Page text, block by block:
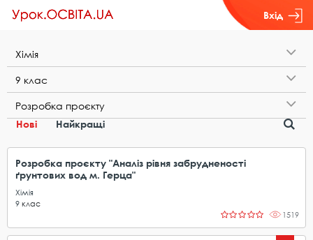
Вхід
Х​і​м​і​я
9​ ​к​л​а​с
Р​о​з​р​о​б​к​а​ ​п​р​о​є​к​т​у
Нові
Найкращі
Розробка проєкту "Аналіз рівня забрудненості
ґрунтових вод м. Герца"
Хімія
9 клас
1519